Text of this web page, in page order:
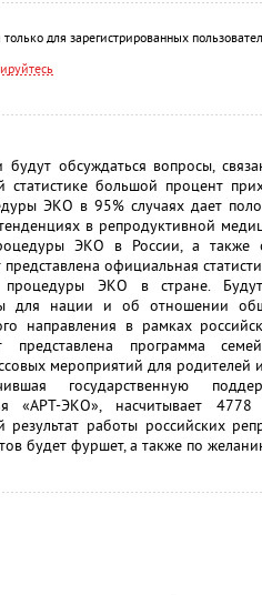
для зарегистрированных
обсуждаться вопросы,
статистике большой процент
ЭКО в 95% случаях дает
в репродуктивной
ЭКО в России, а также
официальная
процедуры ЭКО в стране.
для нации и об отношении
направления в рамках
представлена программа
мероприятий для родителей
государственную
«АРТ-ЭКО», насчитывает
работы российских
будет фуршет, а также по